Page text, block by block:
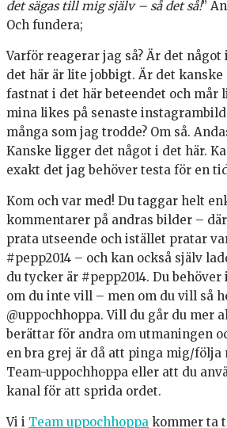
det sägas till mig själv – så det så!”
Och fundera;
Varför reagerar jag så? Är det
det här är lite jobbigt. Är det
fastnat i det här beteendet och mår
mina likes på senaste
många som jag trodde? Om så.
Kanske ligger det något i det här.
exakt det jag behöver testa för en
Kom och var med! Du taggar helt
kommentarer på andras bilder –
prata utseende och istället pratar
#pepp2014 – och kan också själv
du tycker är #pepp2014. Du
om du inte vill – men om du vill så
@uppochhoppa. Vill du går du mer
berättar för andra om utmaningen
en bra grej är då att pinga mig/följa
Team-uppochhoppa eller att du
kanal för att sprida ordet.
Vi i Team uppochhoppa kommer ta